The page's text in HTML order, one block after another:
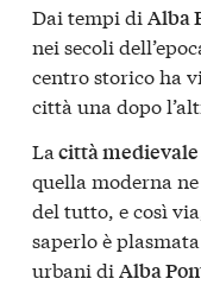
Dai tempi di Alba
nei secoli
centro storico ha
città una dopo
La città medievale
quella moderna
del tutto, e così
saperlo è
urbani di Alba